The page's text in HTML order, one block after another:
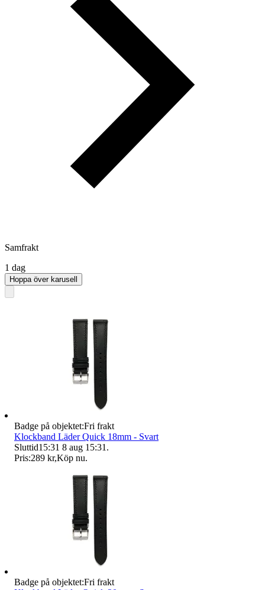
Samfrakt
1 dag
Hoppa över karusell
Badge på objektet:Fri frakt
Klockband Läder Quick 18mm - Svart
Sluttid15:31 8 aug 15:31 .
Pris:289 kr,Köp nu.
Badge på objektet:Fri frakt